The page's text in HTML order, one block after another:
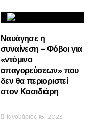
Ναυάγησε η
συναίνεση – Φόβοι για
«ντόμινο
απαγορεύσεων» που
δεν θα περιοριστεί
στον Κασιδιάρη
Ιανουάριος 18, 2023